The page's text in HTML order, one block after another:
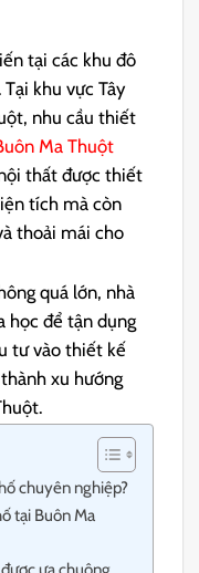
tại các khu đô
khu vực Tây
nhu cầu thiết
Ma Thuột
thất được thiết
tích mà còn
thoải mái cho
quá lớn, nhà
học để tận dụng
tư vào thiết kế
xu hướng
chuyên nghiệp?
tại Buôn Ma
ưa chuộng